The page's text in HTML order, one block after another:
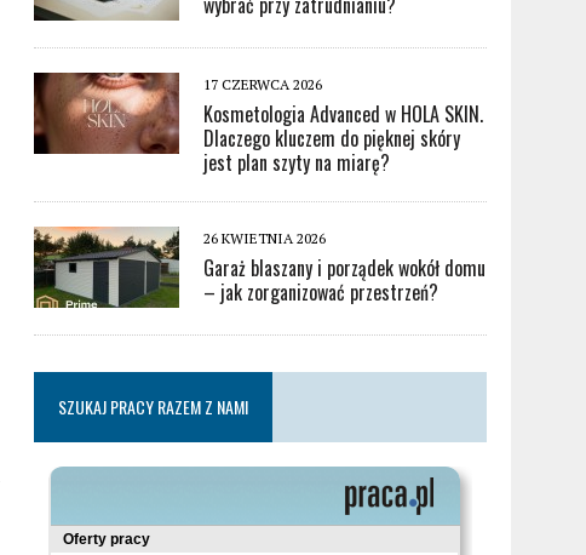
17 CZERWCA 2026
Kosmetologia Advanced w HOLA SKIN.
Dlaczego kluczem do pięknej skóry
jest plan szyty na miarę?
26 KWIETNIA 2026
Garaż blaszany i porządek wokół domu
– jak zorganizować przestrzeń?
SZUKAJ PRACY RAZEM Z NAMI